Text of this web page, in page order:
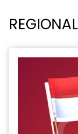
REGIONAL